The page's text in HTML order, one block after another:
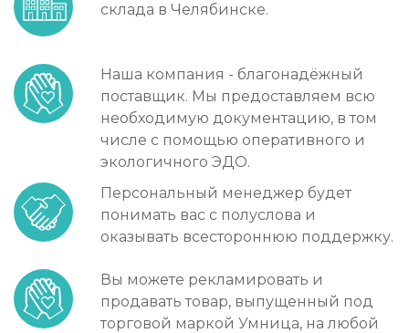
склада в Челябинске.
Наша компания - благонадёжный
поставщик. Мы предоставляем всю
необходимую документацию, в том
числе с помощью оперативного и
экологичного ЭДО.
Персональный менеджер будет
понимать вас с полуслова и
оказывать всестороннюю поддержку.
Вы можете рекламировать и
продавать товар, выпущенный под
торговой маркой Умница, на любой